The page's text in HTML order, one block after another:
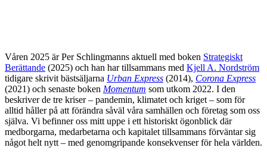
Våren 2025 är Per Schlingmanns aktuell med boken Strategiskt
Berättande (2025) och han har tillsammans med Kjell A. Nordström
tidigare skrivit bästsäljarna Urban Express (2014), Corona Express
(2021) och senaste boken Momentum som utkom 2022. I den
beskriver de tre kriser – pandemin, klimatet och kriget – som för
alltid håller på att förändra såväl våra samhällen och företag som oss
själva. Vi befinner oss mitt uppe i ett historiskt ögonblick där
medborgarna, medarbetarna och kapitalet tillsammans förväntar sig
något helt nytt – med genomgripande konsekvenser för hela världen.